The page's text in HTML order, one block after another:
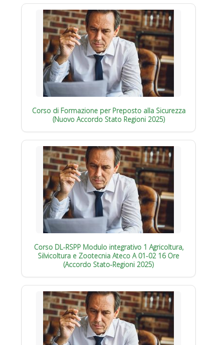
Corso di Formazione per Preposto alla Sicurezza
(Nuovo Accordo Stato Regioni 2025)
Corso DL-RSPP Modulo integrativo 1 Agricoltura,
Silvicoltura e Zootecnia Ateco A 01-02 16 Ore
(Accordo Stato-Regioni 2025)